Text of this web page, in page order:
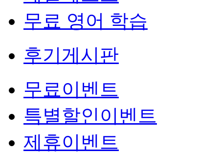
무료 영어 학습
후기게시판
무료이벤트
특별할인이벤트
제휴이벤트